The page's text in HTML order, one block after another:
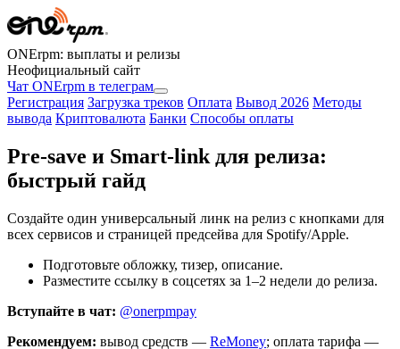
ONErpm: выплаты и релизы
Неофициальный сайт
Чат ONErpm в телеграм
Регистрация Загрузка треков Оплата Вывод 2026 Методы
вывода Криптовалюта Банки Способы оплаты
Pre‑save и Smart‑link для релиза:
быстрый гайд
Создайте один универсальный линк на релиз с кнопками для
всех сервисов и страницей предсейва для Spotify/Apple.
Подготовьте обложку, тизер, описание.
Разместите ссылку в соцсетях за 1–2 недели до релиза.
Вступайте в чат: @onerpmpay
Рекомендуем: вывод средств — ReMoney; оплата тарифа —